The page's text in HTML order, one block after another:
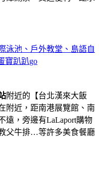
泳池、戶外教堂、島語自
寶趴趴go
附近的【台北漢來大飯
附近，距南港展覽館、南
遠，旁邊有LaLaport購物
父牛排…等許多美食餐廳